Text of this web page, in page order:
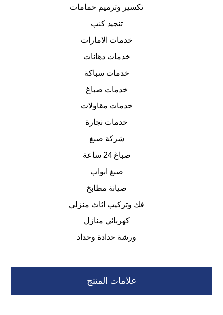
تكسير وترميم حمامات
تنجيد كنب
خدمات الامارات
خدمات دهانات
خدمات سباكة
خدمات صباغ
خدمات مقاولات
خدمات نجارة
شركة صبغ
صباغ 24 ساعة
صبغ ابواب
صيانة مطابخ
فك وتركيب اثاث منزلي
كهربائي منازل
ورشة حدادة وحداد
علامات المنتج